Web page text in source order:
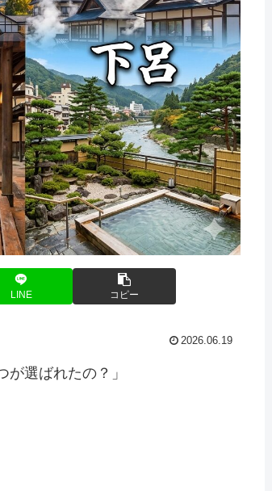
LINE コピー
2026.06.19
選ばれたの？」